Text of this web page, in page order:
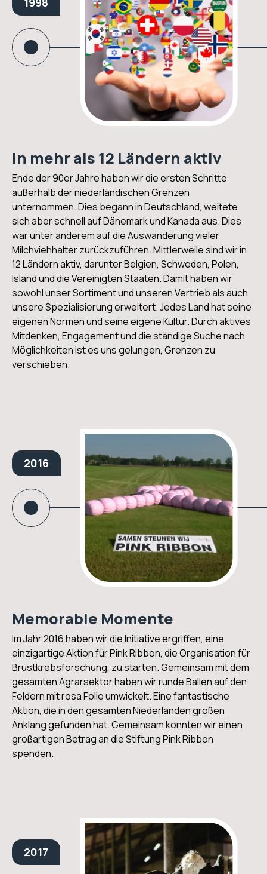
In mehr als 12 Ländern aktiv
Ende der 90er Jahre haben wir die ersten Schritte
außerhalb der niederländischen Grenzen
unternommen. Dies begann in Deutschland, weitete
sich aber schnell auf Dänemark und Kanada aus. Dies
war unter anderem auf die Auswanderung vieler
Milchviehhalter zurückzuführen. Mittlerweile sind wir in
12 Ländern aktiv, darunter Belgien, Schweden, Polen,
Island und die Vereinigten Staaten. Damit haben wir
sowohl unser Sortiment und unseren Vertrieb als auch
unsere Spezialisierung erweitert. Jedes Land hat seine
eigenen Normen und seine eigene Kultur. Durch aktives
Mitdenken, Engagement und die ständige Suche nach
Möglichkeiten ist es uns gelungen, Grenzen zu
verschieben.
2016
Memorable Momente
Im Jahr 2016 haben wir die Initiative ergriffen, eine
einzigartige Aktion für Pink Ribbon, die Organisation für
Brustkrebsforschung, zu starten. Gemeinsam mit dem
gesamten Agrarsektor haben wir runde Ballen auf den
Feldern mit rosa Folie umwickelt. Eine fantastische
Aktion, die in den gesamten Niederlanden großen
Anklang gefunden hat. Gemeinsam konnten wir einen
großartigen Betrag an die Stiftung Pink Ribbon
spenden.
2017